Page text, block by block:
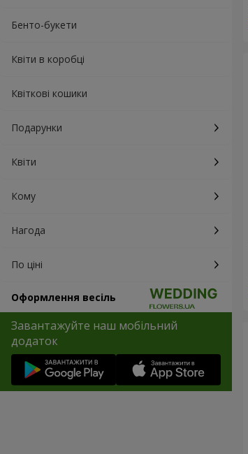
Бенто-букети
Квіти в коробці
Квіткові кошики
Подарунки
Квіти
Кому
Нагода
По ціні
Оформлення весіль
Завантажуйте наш мобільний
додаток